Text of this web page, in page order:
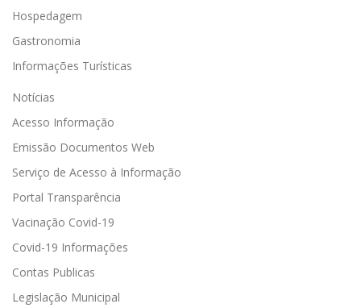
Hospedagem
Gastronomia
Informações Turísticas
Notícias
Acesso Informação
Emissão Documentos Web
Serviço de Acesso à Informação
Portal Transparência
Vacinação Covid-19
Covid-19 Informações
Contas Publicas
Legislação Municipal